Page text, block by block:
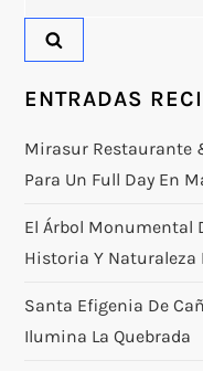
ENTRADAS
Mirasur Restaurante
Para Un Full Day En
El Árbol Monumental
Historia Y Naturaleza
Santa Efigenia De
Ilumina La Quebrada